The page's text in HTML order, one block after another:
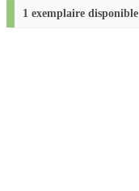
1 exemplaire disponible